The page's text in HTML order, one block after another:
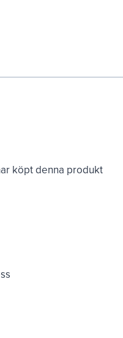
köpt denna produkt